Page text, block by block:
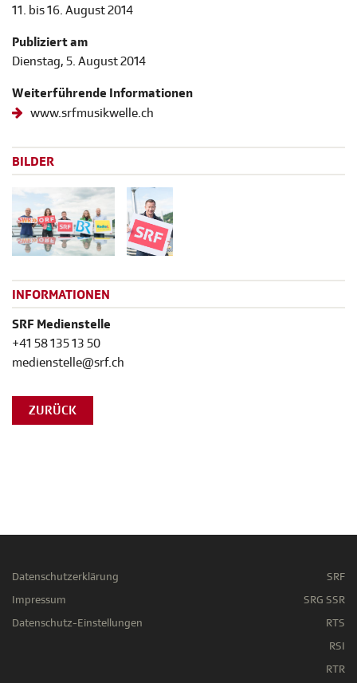
11. bis 16. August 2014
Publiziert am
Dienstag, 5. August 2014
Weiterführende Informationen
www.srfmusikwelle.ch
BILDER
INFORMATIONEN
SRF Medienstelle
+41 58 135 13 50
medienstelle@srf.ch
ZURÜCK
Datenschutzerklärung
Impressum
Datenschutz-Einstellungen
SRF
SRG SSR
RTS
RSI
RTR